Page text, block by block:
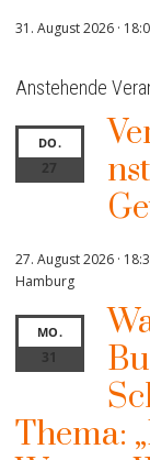
31. August 2026 ·
Anstehende
DO.
27
27. August 2026 ·
Hamburg
MO.
31
Thema: